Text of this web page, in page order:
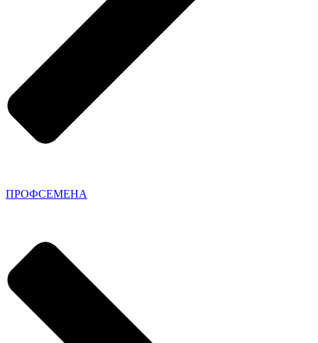
ПРОФСЕМЕНА